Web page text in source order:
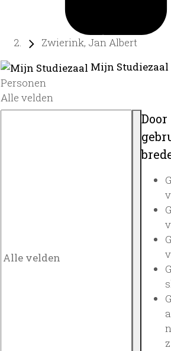
Zwierink, Jan Albert
Mijn
Personen
Alle velden